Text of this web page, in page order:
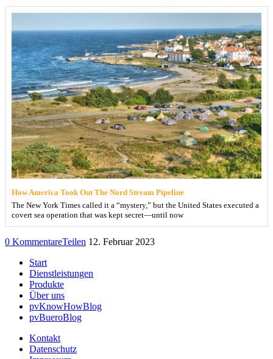
How America Took Out The Nord Stream Pipeline
The New York Times called it a “mystery,” but the United States executed a
covert sea operation that was kept secret—until now
0 KommentareTeilen 12. Februar 2023
Start
Dienstleistungen
Produkte
Über uns
pvKnowHowBlog
pvBueroBlog
Kontakt
Datenschutz